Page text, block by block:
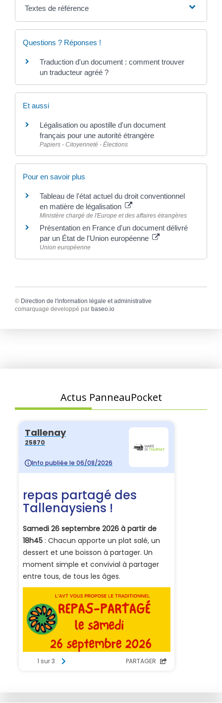
Textes de référence
Questions ? Réponses !
Traduction d'un document : comment trouver
un traducteur agréé ?
Et aussi
Légalisation ou apostille d'un document
français pour une autorité étrangère
Papiers - Citoyenneté - Élections
Pour en savoir plus
Tableau de l'état actuel du droit conventionnel
en matière de légalisation
Ministère chargé de l'Europe et des affaires étrangères
Présentation en France d'un document délivré
par un État de l'Union européenne
Union européenne
© Direction de l'information légale et administrative
comarquage developpé par baseo.io
Actus PanneauPocket